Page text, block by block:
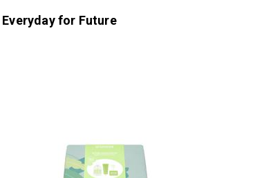
for Future